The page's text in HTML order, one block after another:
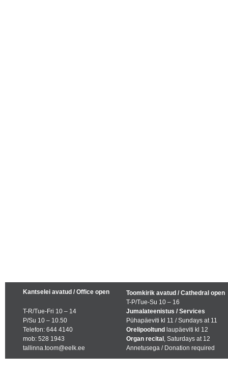
Kantselei avatud / Office open
T-R/Tue-Fri 10 – 14
P/Su 10 – 10.50
Telefon: 644 4140
mob: 528 1943
tallinna.toom@eelk.ee
Toomkirik avatud / Cathedral open
T-P/Tue-Su 10 – 16
Jumalateenistus / Services
Pühapäeviti kl 11 / Sundays at 11
Orelipooltund laupäeviti kl 12
Organ recital , Saturdays at 12
Annetusega / Donation required